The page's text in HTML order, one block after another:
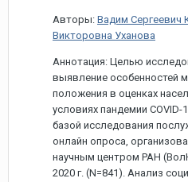
Авторы: Вадим Сергеевич
Викторовна Уханова
Аннотация: Целью
выявление особенностей
положения в оценках
условиях пандемии
базой исследования
онлайн опроса,
научным центром РАН
2020 г. (N=841). Анализ